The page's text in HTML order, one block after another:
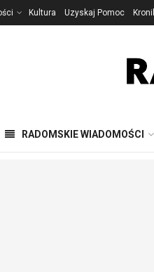
Kultura Uzyskaj Pomoc
RADOMSKIE WIADOMOŚCI